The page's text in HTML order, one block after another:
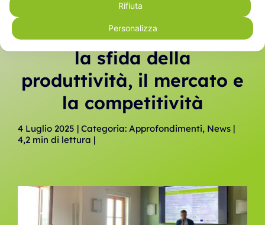
Educazione alimentare
Servizi
Partner
Agenda
L’ortofrutticoltura
biologica: l’innovazione e
la sfida della
produttività, il mercato e
la competitività
4 Luglio 2025 | Categoria: Approfondimenti, News |
4,2 min di lettura |
Rifiuta
Personalizza